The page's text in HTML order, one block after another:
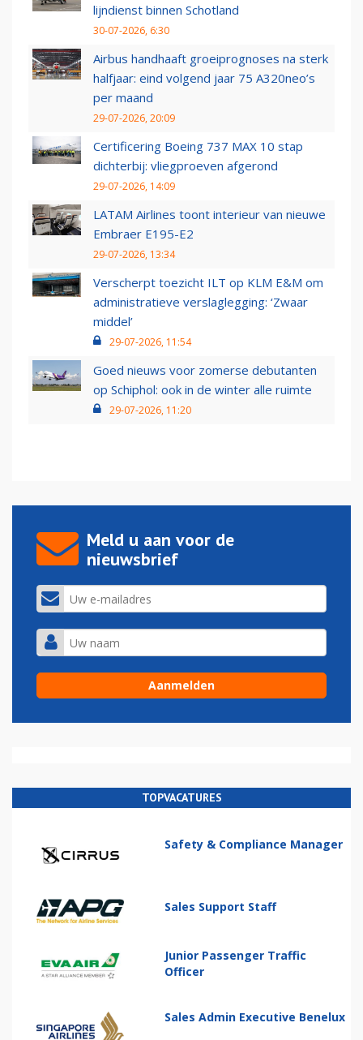
lijndienst binnen Schotland
30-07-2026, 6:30
Airbus handhaaft groeiprognoses na sterk
halfjaar: eind volgend jaar 75 A320neo’s
per maand
29-07-2026, 20:09
Certificering Boeing 737 MAX 10 stap
dichterbij: vliegproeven afgerond
29-07-2026, 14:09
LATAM Airlines toont interieur van nieuwe
Embraer E195-E2
29-07-2026, 13:34
Verscherpt toezicht ILT op KLM E&M om
administratieve verslaglegging: ‘Zwaar
middel’
29-07-2026, 11:54
Goed nieuws voor zomerse debutanten
op Schiphol: ook in de winter alle ruimte
29-07-2026, 11:20
Meld u aan voor de
nieuwsbrief
TOPVACATURES
Safety & Compliance Manager
Sales Support Staff
Junior Passenger Traffic
Officer
Sales Admin Executive Benelux